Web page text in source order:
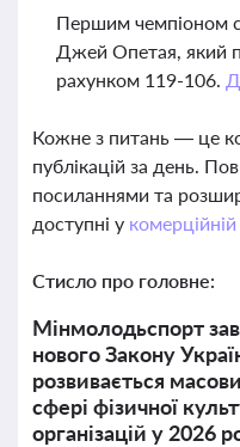
Першим чемпіоном
Джей Опетая, який
рахунком 119-106.
Кожне з питань — це
публікацій за день.
посиланнями та
доступні у
Стисло про головне:
Мінмолодьспорт
нового Закону
розвивається
сфері фізичної
організацій у 2026